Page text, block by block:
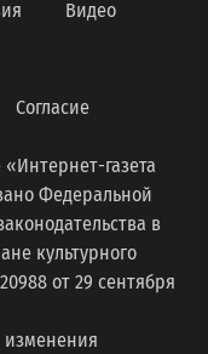
Видео
Согласие
газета
Федеральной
в
культурного
от 29 сентября
изменения